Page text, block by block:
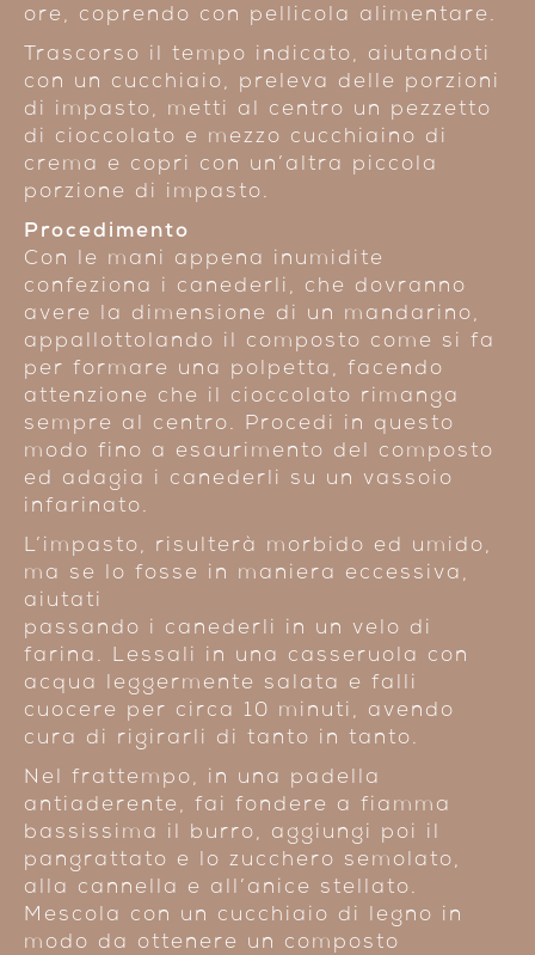
ore, coprendo con pellicola alimentare.
Trascorso il tempo indicato, aiutandoti
con un cucchiaio, preleva delle porzioni
di impasto, metti al centro un pezzetto
di cioccolato e mezzo cucchiaino di
crema e copri con un’altra piccola
porzione di impasto.
Procedimento
Con le mani appena inumidite
confeziona i canederli, che dovranno
avere la dimensione di un mandarino,
appallottolando il composto come si fa
per formare una polpetta, facendo
attenzione che il cioccolato rimanga
sempre al centro. Procedi in questo
modo fino a esaurimento del composto
ed adagia i canederli su un vassoio
infarinato.
L’impasto, risulterà morbido ed umido,
ma se lo fosse in maniera eccessiva,
aiutati
passando i canederli in un velo di
farina. Lessali in una casseruola con
acqua leggermente salata e falli
cuocere per circa 10 minuti, avendo
cura di rigirarli di tanto in tanto.
Nel frattempo, in una padella
antiaderente, fai fondere a fiamma
bassissima il burro, aggiungi poi il
pangrattato e lo zucchero semolato,
alla cannella e all’anice stellato.
Mescola con un cucchiaio di legno in
modo da ottenere un composto